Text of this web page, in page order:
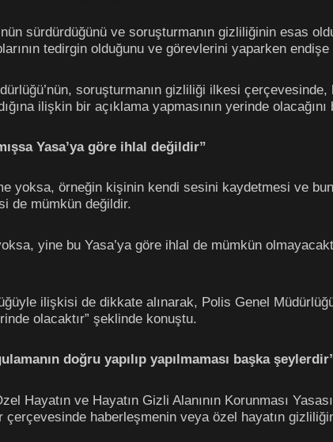
sürdürdüğünü ve soruşturmanın gizliliğinin esas
tedirgin olduğunu ve görevlerini yaparken
soruşturmanın gizliliği ilkesi çerçevesinde,
ilişkin bir açıklama yapmasının yerinde olacağını
Yasa’ya göre ihlal değildir”
yoksa, örneğin kişinin kendi sesini kaydetmesi ve
de mümkün değildir.
yine bu Yasa’ya göre ihlal de mümkün
ilişkisi de dikkate alınarak, Polis Genel
olacaktır” şeklinde konuştu.
doğru yapılıp yapılmaması başka
Hayatın ve Hayatın Gizli Alanının Korunması
haberleşmenin veya özel hayatın